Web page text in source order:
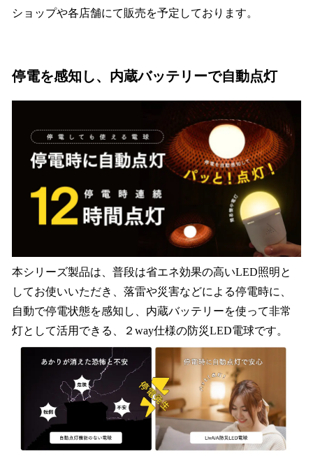
ショップや各店舗にて販売を予定しております。
停電を感知し、内蔵バッテリーで自動点灯
本シリーズ製品は、普段は省エネ効果の高いLED照明と
してお使いいただき、落雷や災害などによる停電時に、
自動で停電状態を感知し、内蔵バッテリーを使って非常
灯として活用できる、２way仕様の防災LED電球です。